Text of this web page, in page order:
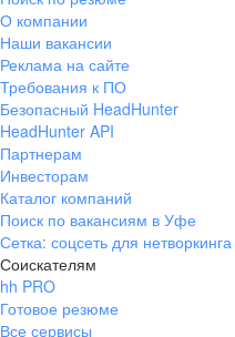
О компании
Наши вакансии
Реклама на сайте
Требования к ПО
Безопасный HeadHunter
HeadHunter API
Партнерам
Инвесторам
Каталог компаний
Поиск по вакансиям в Уфе
Сетка: соцсеть для нетворкинга
Соискателям
hh PRO
Готовое резюме
Все сервисы